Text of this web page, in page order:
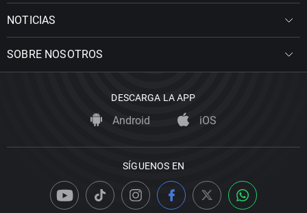
NOTICIAS
SOBRE NOSOTROS
DESCARGA LA APP
Android iOS
SÍGUENOS EN